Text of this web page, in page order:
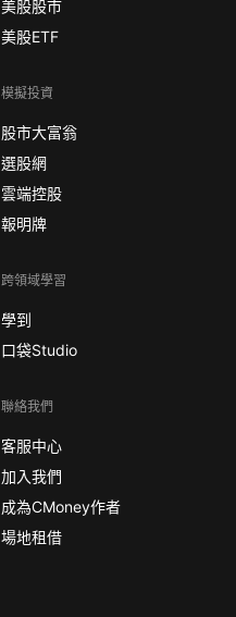
美股股市
美股ETF
模擬投資
股市大富翁
選股網
雲端控股
報明牌
跨領域學習
學到
口袋Studio
聯絡我們
客服中心
加入我們
成為CMoney作者
場地租借